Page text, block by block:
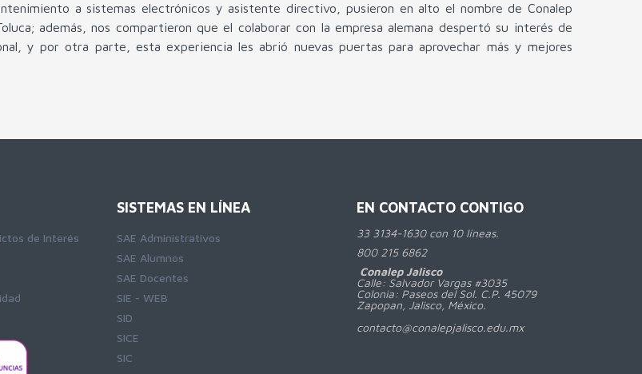
a sistemas electrónicos y asistente directivo, pusieron en alto el nombre de Conalep
además, nos compartieron que el colaborar con la empresa alemana despertó su interés de
y por otra parte, esta experiencia les abrió nuevas puertas para aprovechar más y mejores
de Interés
SISTEMAS EN LÍNEA
SAE Administrativos
SAE Alumnos
SAE Docentes
SIE - WEB
SID
SICE
SIC
EN CONTACTO CONTIGO
33 3134-1630 con 10 líneas.
800215 6862
Conalep Jalisco
Calle: Salvador Vargas #3035
Colonia: Paseos del Sol. C.P. 45079
Zapopan, Jalisco, México.
contacto@conalepjalisco.edu.mx